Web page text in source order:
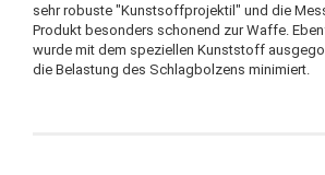
sehr robuste "Kunstsoffprojektil" und die
Produkt besonders schonend zur Waffe.
wurde mit dem speziellen Kunststoff
die Belastung des Schlagbolzens minimiert.